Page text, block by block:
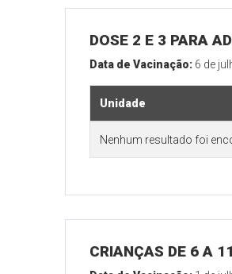
DOSE 2 E 3 PARA
Data de Vacinação: 6 de
Unidade
Nenhum resultado foi
CRIANÇAS DE 6 A